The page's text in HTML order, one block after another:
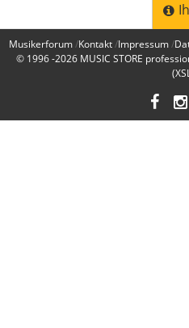
Musikerforum Kontakt Impressum
© 1996 -2026 MUSIC STORE